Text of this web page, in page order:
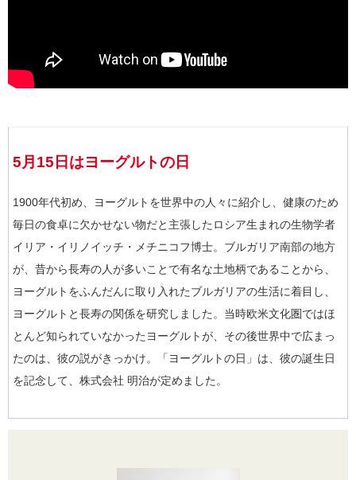
5月15日はヨーグルトの日
1900年代初め、ヨーグルトを世界中の人々に紹介し、健康のため
毎日の食卓に欠かせない物だと主張したロシア生まれの生物学者
イリア・イリノイッチ・メチニコフ博士。ブルガリア南部の地方
が、昔から長寿の人が多いことで有名な土地柄であることから、
ヨーグルトをふんだんに取り入れたブルガリアの生活に着目し、
ヨーグルトと長寿の関係を研究しました。当時欧米文化圏ではほ
とんど知られていなかったヨーグルトが、その後世界中で広まっ
たのは、彼の説がきっかけ。「ヨーグルトの日」は、彼の誕生日
を記念して、株式会社 明治が定めました。